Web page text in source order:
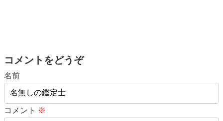
コメントをどうぞ
名前
コメント ※